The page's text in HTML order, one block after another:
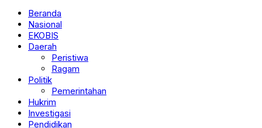
Beranda
Nasional
EKOBIS
Daerah
Peristiwa
Ragam
Politik
Pemerintahan
Hukrim
Investigasi
Pendidikan